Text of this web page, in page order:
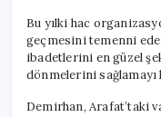
Bu yılki hac
geçmesini temenni
ibadetlerini en güzel
dönmelerini
Demirhan, Arafat’taki